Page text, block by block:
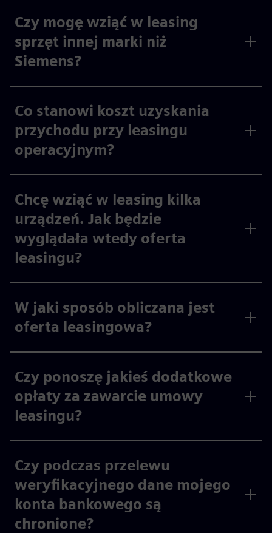
Czy mogę wziąć w leasing
sprzęt innej marki niż
Siemens?
Co stanowi koszt uzyskania
przychodu przy leasingu
operacyjnym?
Chcę wziąć w leasing kilka
urządzeń. Jak będzie
wyglądała wtedy oferta
leasingu?
W jaki sposób obliczana jest
oferta leasingowa?
Czy ponoszę jakieś dodatkowe
opłaty za zawarcie umowy
leasingu?
Czy podczas przelewu
weryfikacyjnego dane mojego
konta bankowego są
chronione?